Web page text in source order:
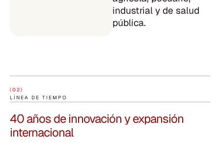
industrial y de salud
pública.
(02)
LÍNEA DE TIEMPO
40 años de innovacióny expansión
internacional